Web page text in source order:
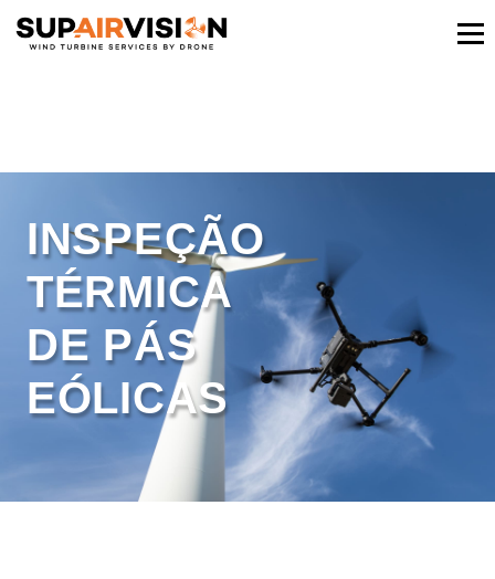
INSPEÇÃO
TÉRMICA
DE PÁS
EÓLICAS